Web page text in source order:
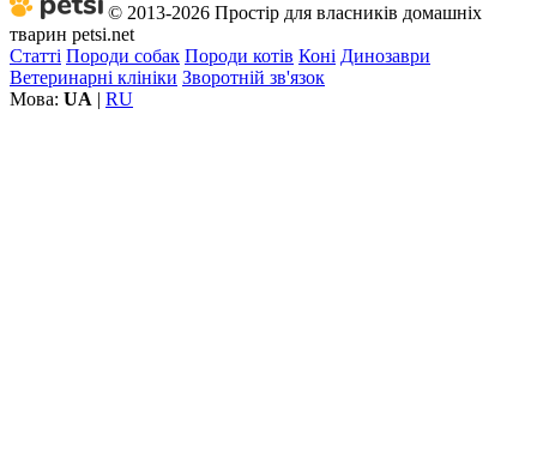
© 2013-2026 Простір для власників домашніх
тварин petsi.net
Статті Породи собак Породи котів Коні Динозаври
Ветеринарні клініки Зворотній зв'язок
Мова: UA | RU